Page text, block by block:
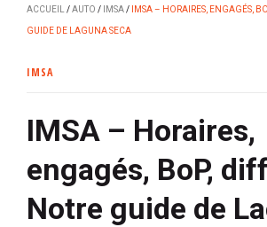
ACCUEIL AUTO IMSA IMSA – HORAIRES, ENGAGÉS,
GUIDE DE LAGUNA SECA
IMSA
IMSA – Horaires,
engagés, BoP,
Notre guide de